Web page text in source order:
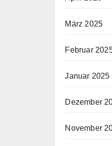
März 2025
Februar
Januar 2025
Dezember
November